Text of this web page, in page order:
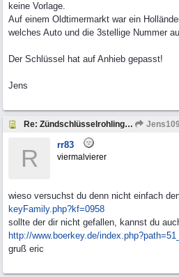
keine Vorlage.
Auf einem Oldtimermarkt war ein
welches Auto und die 3stellige Nummer
Der Schlüssel hat auf Anhieb gepasst!
Jens
Re: Zündschlüsselrohling Range Rover Classic BJ 1972 Jens109
R rr83
viermalvierer
wieso versuchst du denn nicht einfach
keyFamily.php?kf=0958
sollte der dir nicht gefallen, kannst du
http://www.boerkey.de/
gruß eric